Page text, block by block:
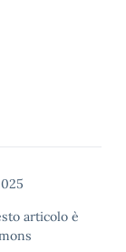
articolo è